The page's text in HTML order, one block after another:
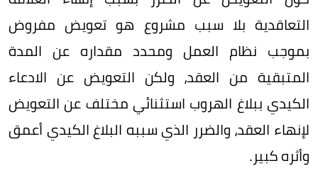
التعاقدية بلا سبب مشروع هو تعويض مفروض
بموجب نظام العمل ومحدد مقداره عن المدة
المتبقية من العقد، ولكن التعويض عن الادعاء
الكيدي ببلاغ الهروب استثنائي مختلف عن التعويض
لإنهاء العقد، والضرر الذي سببه البلاغ الكيدي أعمق
وأثره كبير.